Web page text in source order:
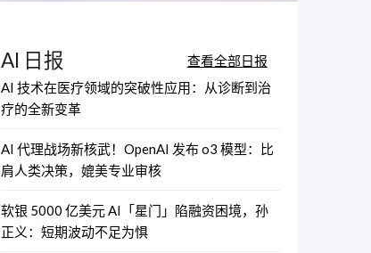
AI 日报
查看全部日报
AI 技术在医疗领域的突破性应用：从诊断到治
疗的全新变革
AI 代理战场新核武！OpenAI 发布 o3 模型：比
肩人类决策，媲美专业审核
软银 5000 亿美元 AI「星门」陷融资困境，孙
正义：短期波动不足为惧